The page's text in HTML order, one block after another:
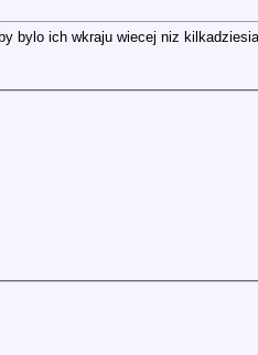
bylo ich wkraju wiecej niz